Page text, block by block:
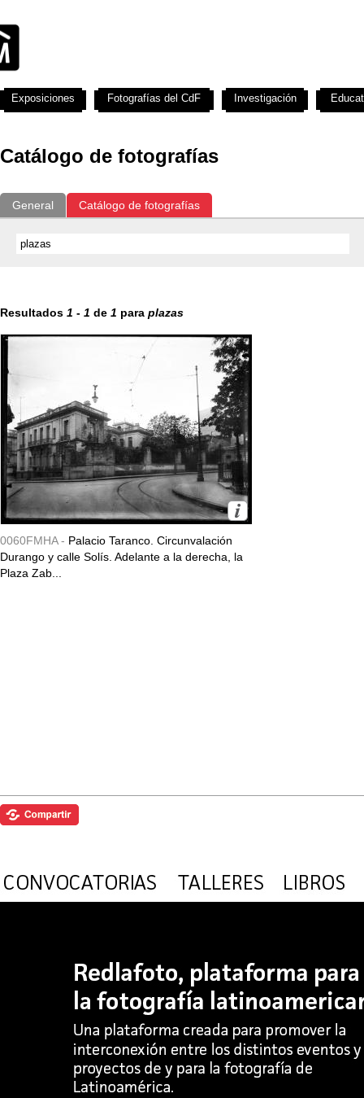
Catálogo de fotografías
General Catálogo de fotografías
Resultados 1 - 1 de 1 para plazas
0060FMHA - Palacio Taranco. Circunvalación
Durango y calle Solís. Adelante a la derecha, la
Plaza Zab...
Exposiciones Fotografías del CdF Investigación